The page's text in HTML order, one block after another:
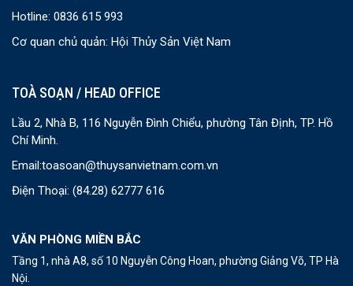
Hotline: 0836 615 993
Cơ quan chủ quản: Hội Thủy Sản Việt Nam
TOÀ SOẠN / HEAD OFFICE
Lầu 2, Nhà B, 116 Nguyễn Đình Chiểu, phường Tân Định, TP. Hồ
Chí Minh.
Email:toasoan@thuysanvietnam.com.vn
Điện Thoại: (84.28) 62777 616
VĂN PHÒNG MIỀN BẮC
Tầng 1, nhà A8, số 10 Nguyễn Công Hoan, phường Giảng Võ, TP Hà
Nội.